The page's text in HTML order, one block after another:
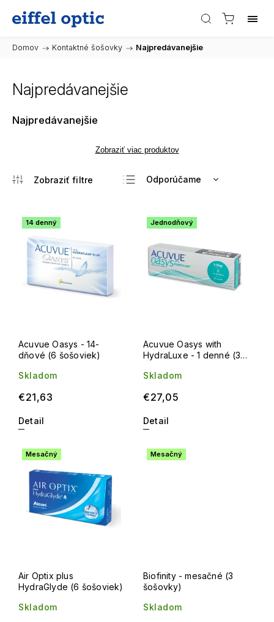
Domov / Kontaktné šošovky / Najpredávanejšie
Najpredávanejšie
Najpredávanejšie
Zobraziť viac produktov
Odporúčame
Najdrahšie
Abecedne
14 denný
Acuvue Oasys - 14-
dňové (6 šošoviek)
Skladom
€21,63
Detail
Jednodňový
Acuvue Oasys with
HydraLuxe - 1 denné (30
Skladom
€27,05
Detail
Mesačný
Air Optix plus
HydraGlyde (6 šošoviek)
Skladom
Mesačný
Biofinity - mesačné (3
šošovky)
Skladom